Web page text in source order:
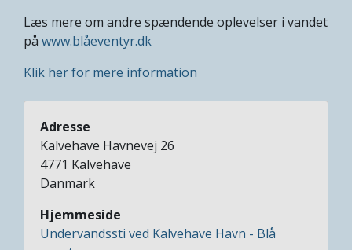
Læs mere om andre spændende oplevelser i vandet
på www.blåeventyr.dk
Klik her for mere information
Adresse
Kalvehave Havnevej 26
4771 Kalvehave
Danmark
Hjemmeside
Undervandssti ved Kalvehave Havn - Blå